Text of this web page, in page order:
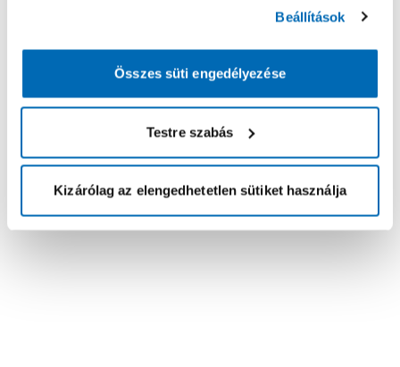
Beállítások
Összes süti engedélyezése
Testre szabás
Kizárólag az elengedhetetlen sütiket használja